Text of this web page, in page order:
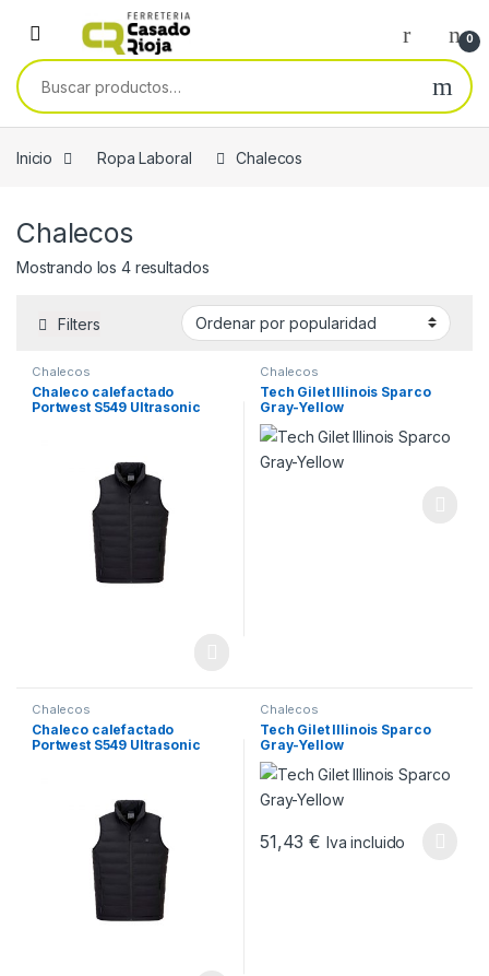
0
Buscar por:
Inicio Ropa Laboral Chalecos
Chalecos
Mostrando los 4 resultadosOrdenado por popularidad
Filters
Chalecos
Chaleco calefactado
Portwest S549 Ultrasonic
Chalecos
Tech Gilet Illinois Sparco
Gray-Yellow
Chalecos
Chaleco calefactado
Portwest S549 Ultrasonic
Chalecos
Tech Gilet Illinois Sparco
Gray-Yellow
51,43€ Iva incluido
Este producto tiene múltiples